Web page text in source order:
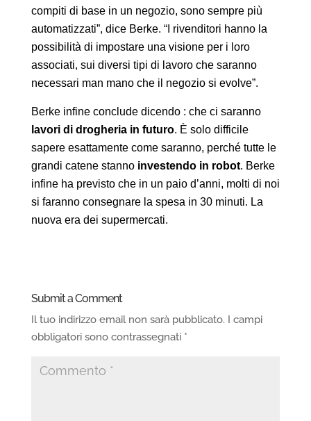
compiti di base in un negozio, sono sempre più
automatizzati”, dice Berke. “I rivenditori hanno la
possibilità di impostare una visione per i loro
associati, sui diversi tipi di lavoro che saranno
necessari man mano che il negozio si evolve”.
Berke infine conclude dicendo : che ci saranno
lavori di drogheria in futuro. È solo difficile
sapere esattamente come saranno, perché tutte le
grandi catene stanno investendo in robot. Berke
infine ha previsto che in un paio d’anni, molti di noi
si faranno consegnare la spesa in 30 minuti. La
nuova era dei supermercati.
Submit a Comment
Il tuo indirizzo email non sarà pubblicato. I campi
obbligatori sono contrassegnati *